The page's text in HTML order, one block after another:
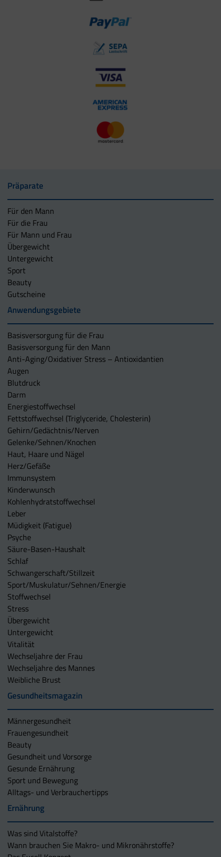
Präparate
Für den Mann
Für die Frau
Für Mann und Frau
Übergewicht
Untergewicht
Sport
Beauty
Gutscheine
Anwendungsgebiete
Basisversorgung für die Frau
Basisversorgung für den Mann
Anti-Aging/Oxidativer Stress – Antioxidantien
Augen
Blutdruck
Darm
Energiestoffwechsel
Fettstoffwechsel (Triglyceride, Cholesterin)
Gehirn/Gedächtnis/Nerven
Gelenke/Sehnen/Knochen
Haut, Haare und Nägel
Herz/Gefäße
Immunsystem
Kinderwunsch
Kohlenhydratstoffwechsel
Leber
Müdigkeit (Fatigue)
Psyche
Säure-Basen-Haushalt
Schlaf
Schwangerschaft/Stillzeit
Sport/Muskulatur/Sehnen/Energie
Stoffwechsel
Stress
Übergewicht
Untergewicht
Vitalität
Wechseljahre der Frau
Wechseljahre des Mannes
Weibliche Brust
Gesundheitsmagazin
Männergesundheit
Frauengesundheit
Beauty
Gesundheit und Vorsorge
Gesunde Ernährung
Sport und Bewegung
Alltags- und Verbrauchertipps
Ernährung
Was sind Vitalstoffe?
Wann brauchen Sie Makro- und Mikronährstoffe?